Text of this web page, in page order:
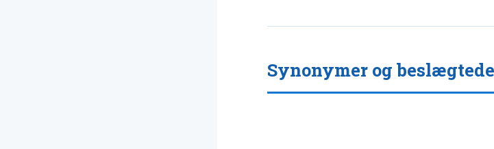
Synonymer og